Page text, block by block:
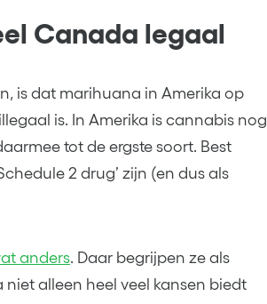
Canada legaal
is dat marihuana in Amerika op
is. In Amerika is cannabis nog
tot de ergste soort. Best
2 drug’ zijn (en dus als
anders. Daar begrijpen ze als
alleen heel veel kansen biedt